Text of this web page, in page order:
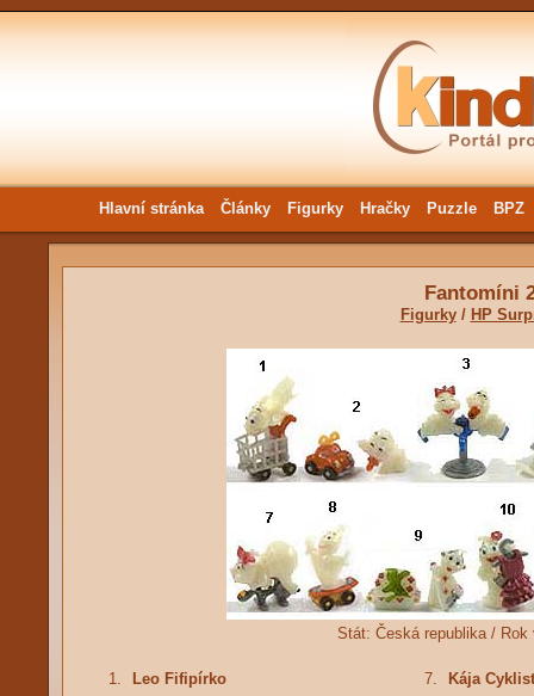
Hlavní stránka Články Figurky Hračky Puzzle BPZ
Fantomíni
Figurky/ HP
Stát: Česká republika /
1. Leo Fifipírko 7.
Kája